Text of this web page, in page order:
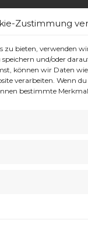
Zustimmung
zu bieten, verwenden
und/oder
können wir Daten
verarbeiten. Wenn
bestimmte